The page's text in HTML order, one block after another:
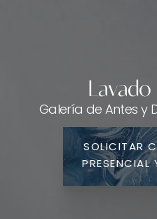
Galería de Antes y
SOLICITAR
PRESENCIAL